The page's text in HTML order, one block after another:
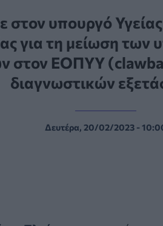
στον υπουργό
για τη μείωση των
στον ΕΟΠΥΥ
διαγνωστικών
Δευτέρα, 20/02/2023 -